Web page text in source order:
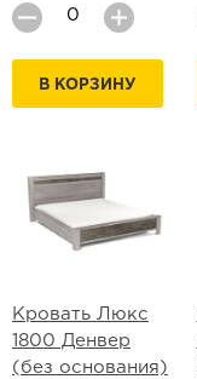
В КОРЗИНУ
Кровать Люкс
1800 Денвер
(без основания)